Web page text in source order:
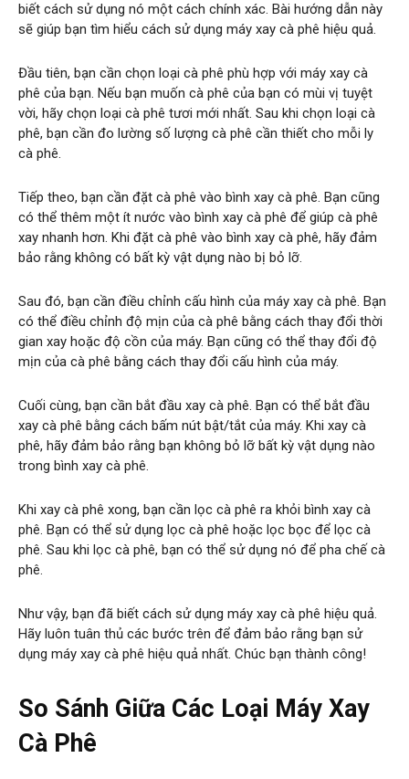
biết cách sử dụng nó một cách chính xác. Bài hướng dẫn này
sẽ giúp bạn tìm hiểu cách sử dụng máy xay cà phê hiệu quả.
Đầu tiên, bạn cần chọn loại cà phê phù hợp với máy xay cà
phê của bạn. Nếu bạn muốn cà phê của bạn có mùi vị tuyệt
vời, hãy chọn loại cà phê tươi mới nhất. Sau khi chọn loại cà
phê, bạn cần đo lường số lượng cà phê cần thiết cho mỗi ly
cà phê.
Tiếp theo, bạn cần đặt cà phê vào bình xay cà phê. Bạn cũng
có thể thêm một ít nước vào bình xay cà phê để giúp cà phê
xay nhanh hơn. Khi đặt cà phê vào bình xay cà phê, hãy đảm
bảo rằng không có bất kỳ vật dụng nào bị bỏ lỡ.
Sau đó, bạn cần điều chỉnh cấu hình của máy xay cà phê. Bạn
có thể điều chỉnh độ mịn của cà phê bằng cách thay đổi thời
gian xay hoặc độ cồn của máy. Bạn cũng có thể thay đổi độ
mịn của cà phê bằng cách thay đổi cấu hình của máy.
Cuối cùng, bạn cần bắt đầu xay cà phê. Bạn có thể bắt đầu
xay cà phê bằng cách bấm nút bật/tắt của máy. Khi xay cà
phê, hãy đảm bảo rằng bạn không bỏ lỡ bất kỳ vật dụng nào
trong bình xay cà phê.
Khi xay cà phê xong, bạn cần lọc cà phê ra khỏi bình xay cà
phê. Bạn có thể sử dụng lọc cà phê hoặc lọc bọc để lọc cà
phê. Sau khi lọc cà phê, bạn có thể sử dụng nó để pha chế cà
phê.
Như vậy, bạn đã biết cách sử dụng máy xay cà phê hiệu quả.
Hãy luôn tuân thủ các bước trên để đảm bảo rằng bạn sử
dụng máy xay cà phê hiệu quả nhất. Chúc bạn thành công!
So Sánh Giữa Các Loại Máy Xay
Cà Phê